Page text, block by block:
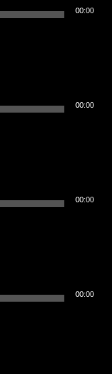
00:00
00:00
00:00
00:00